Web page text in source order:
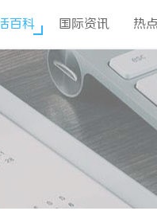
百科 国际资讯 热